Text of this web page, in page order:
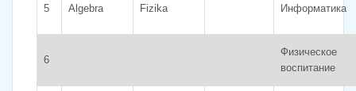
5 Algebra Fizika Информатика
6
Физическое
воспитание